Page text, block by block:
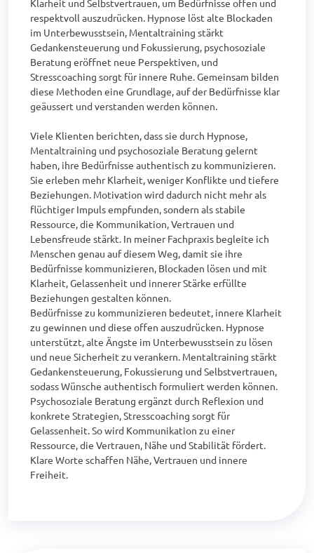
Klarheit und Selbstvertrauen, um Bedürfnisse offen und
respektvoll auszudrücken. Hypnose löst alte Blockaden
im Unterbewusstsein, Mentaltraining stärkt
Gedankensteuerung und Fokussierung, psychosoziale
Beratung eröffnet neue Perspektiven, und
Stresscoaching sorgt für innere Ruhe. Gemeinsam bilden
diese Methoden eine Grundlage, auf der Bedürfnisse klar
geäussert und verstanden werden können.
Viele Klienten berichten, dass sie durch Hypnose,
Mentaltraining und psychosoziale Beratung gelernt
haben, ihre Bedürfnisse authentisch zu kommunizieren.
Sie erleben mehr Klarheit, weniger Konflikte und tiefere
Beziehungen. Motivation wird dadurch nicht mehr als
flüchtiger Impuls empfunden, sondern als stabile
Ressource, die Kommunikation, Vertrauen und
Lebensfreude stärkt. In meiner Fachpraxis begleite ich
Menschen genau auf diesem Weg, damit sie ihre
Bedürfnisse kommunizieren, Blockaden lösen und mit
Klarheit, Gelassenheit und innerer Stärke erfüllte
Beziehungen gestalten können.
Bedürfnisse zu kommunizieren bedeutet, innere Klarheit
zu gewinnen und diese offen auszudrücken. Hypnose
unterstützt, alte Ängste im Unterbewusstsein zu lösen
und neue Sicherheit zu verankern. Mentaltraining stärkt
Gedankensteuerung, Fokussierung und Selbstvertrauen,
sodass Wünsche authentisch formuliert werden können.
Psychosoziale Beratung ergänzt durch Reflexion und
konkrete Strategien, Stresscoaching sorgt für
Gelassenheit. So wird Kommunikation zu einer
Ressource, die Vertrauen, Nähe und Stabilität fördert.
Klare Worte schaffen Nähe, Vertrauen und innere
Freiheit.